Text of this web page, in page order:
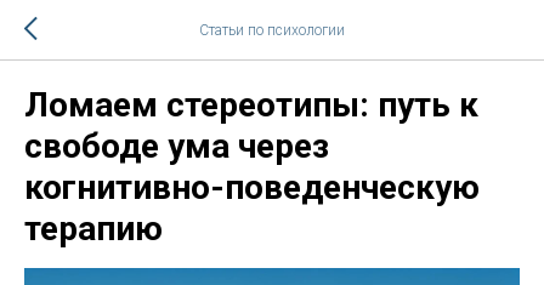
Статьи по психологии
Ломаем стереотипы: путь к
свободе ума через
когнитивно-поведенческую
терапию